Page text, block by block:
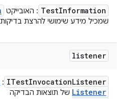
TestInformation : האובייקט
שמכיל מידע שימושי להרצת
listener
ITestInvocationListener
:
Listener של תוצאות הבדיקה